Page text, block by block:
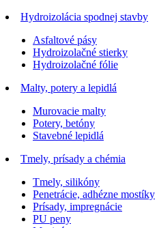
Hydroizolácia spodnej stavby
Asfaltové pásy
Hydroizolačné stierky
Hydroizolačné fólie
Malty, potery a lepidlá
Murovacie malty
Potery, betóny
Stavebné lepidlá
Tmely, prísady a chémia
Tmely, silikóny
Penetrácie, adhézne mostíky
Prísady, impregnácie
PU peny